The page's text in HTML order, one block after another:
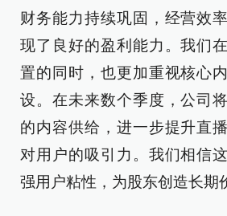
财务能力持续巩固，经营效
现了良好的盈利能力。我们
置的同时，也更加重视核心
设。在未来数个季度，公司
的内容供给，进一步提升直
对用户的吸引力。我们相信
强用户粘性，为股东创造长期